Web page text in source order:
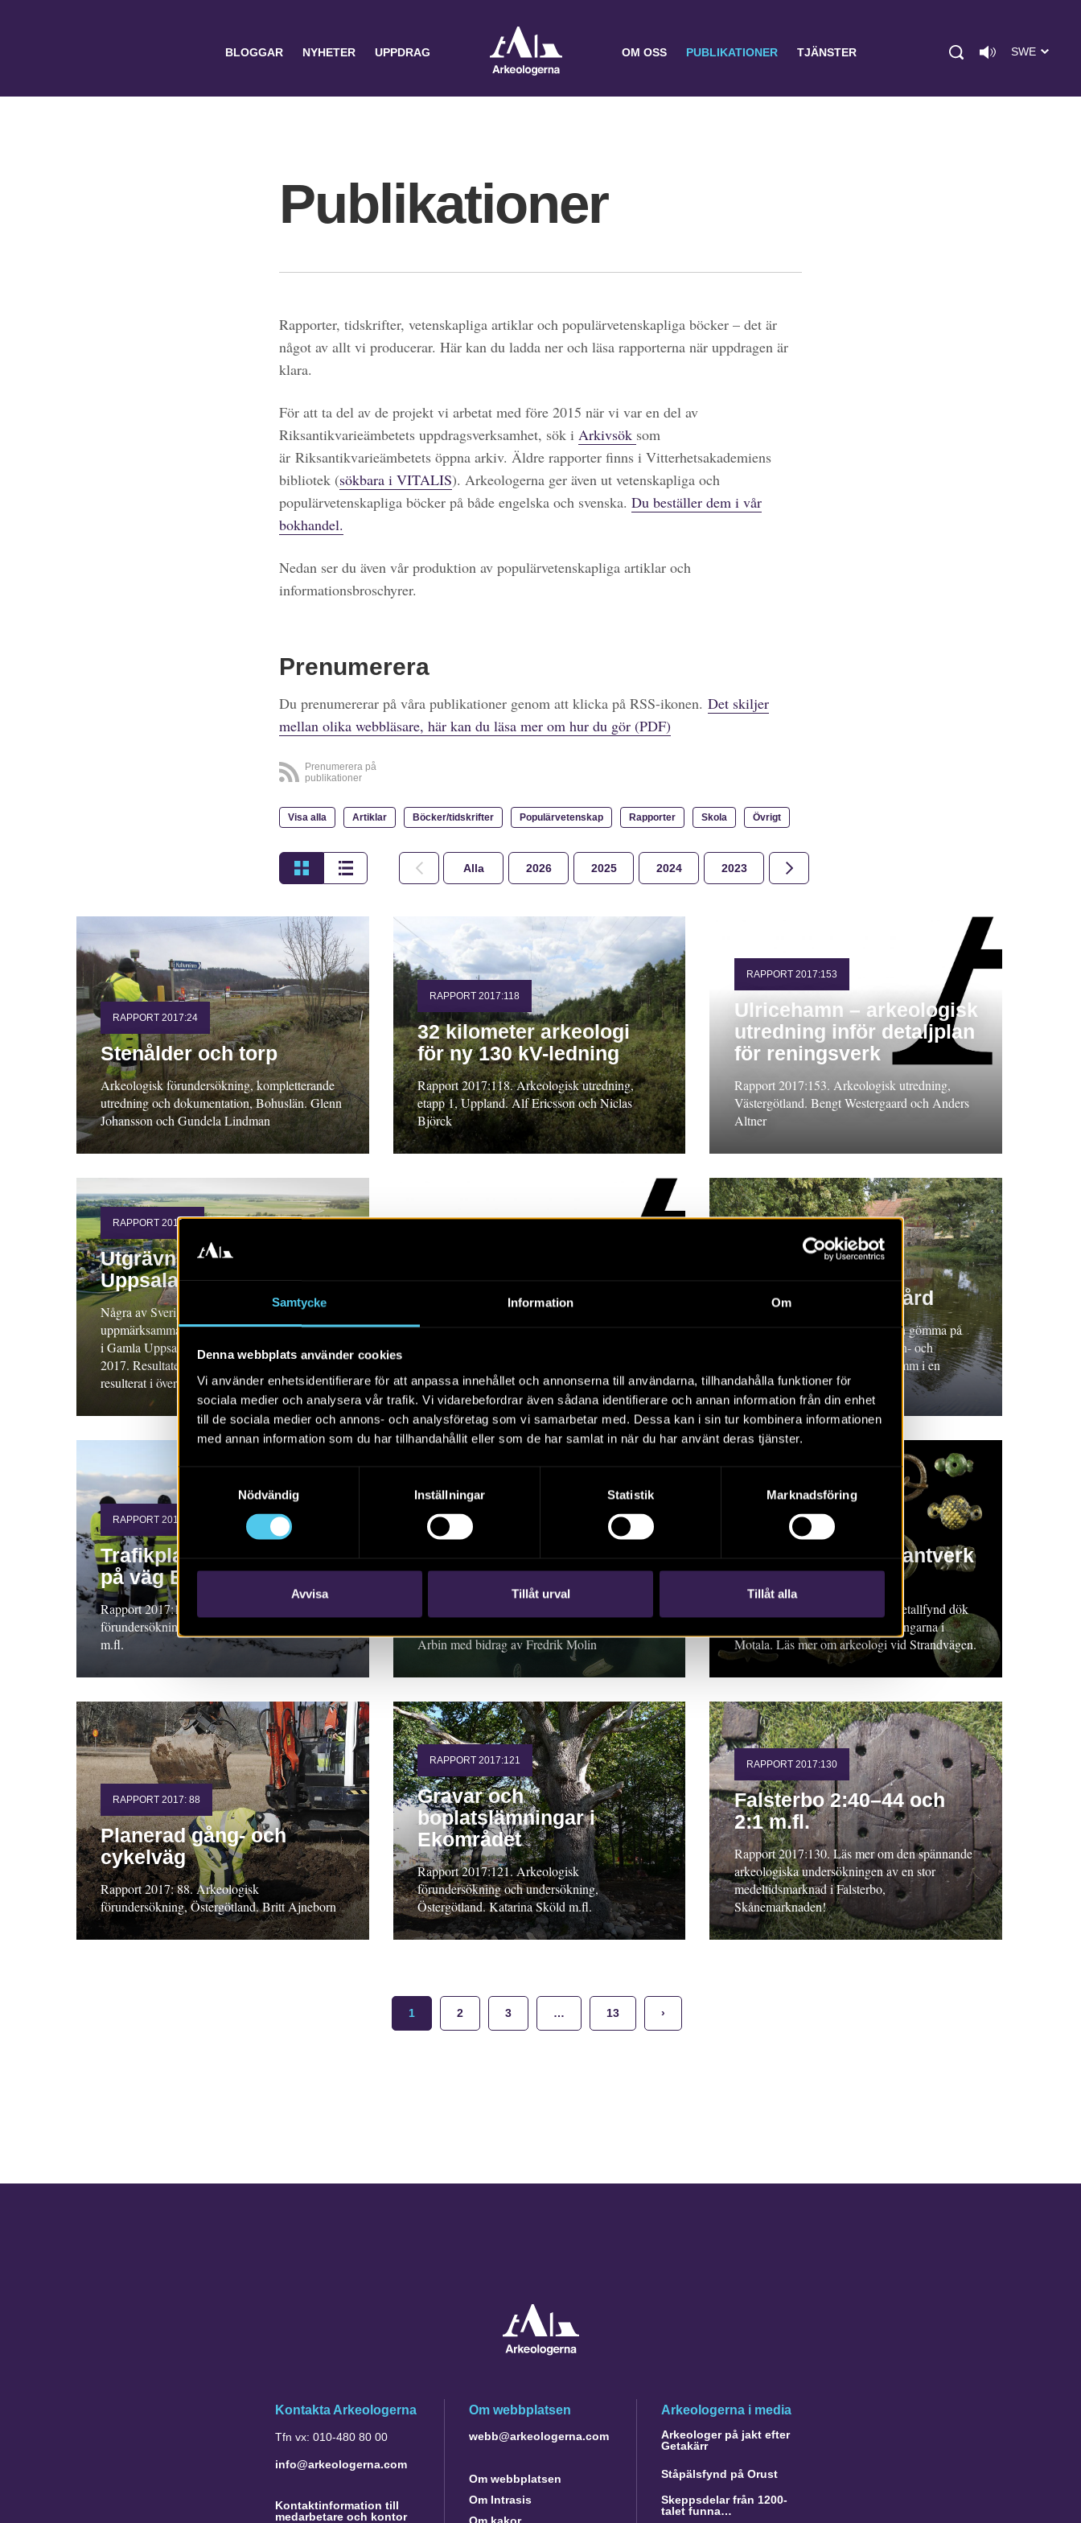
Samtycke Information Om
Denna webbplats använder cookies
Vi använder enhetsidentifierare för att anpassa innehållet och annonserna till användarna, tillhandahålla funktioner för
sociala medier och analysera vår trafik. Vi vidarebefordrar även sådana identifierare och annan information från din enhet
till de sociala medier och annons- och analysföretag som vi samarbetar med. Dessa kan i sin tur kombinera informationen
med annan information som du har tillhandahållit eller som de har samlat in när du har använt deras tjänster.
Nödvändig
Inställningar Statistik Marknadsföring
Avvisa Tillåt urval Tillåt alla
BLOGGAR NYHETER UPPDRAG OM OSS PUBLIKATIONER TJÄNSTER SWE
Publikationer
Rapporter, tidskrifter, vetenskapliga artiklar och populärvetenskapliga böcker – det är
något av allt vi producerar. Här kan du ladda ner och läsa rapporterna när uppdragen är
klara.
För att ta del av de projekt vi arbetat med före 2015 när vi var en del av
Riksantikvarieämbetets uppdragsverksamhet, sök i Arkivsök som
är Riksantikvarieämbetets öppna arkiv. Äldre rapporter finns i Vitterhetsakademiens
bibliotek (sökbara i VITALIS). Arkeologerna ger även ut vetenskapliga och
populärvetenskapliga böcker på både engelska och svenska. Du beställer dem i vår
bokhandel.
Nedan ser du även vår produktion av populärvetenskapliga artiklar och
informationsbroschyrer.
Prenumerera
Du prenumererar på våra publikationer genom att klicka på RSS-ikonen. Det skiljer
mellan olika webbläsare, här kan du läsa mer om hur du gör (PDF)
Prenumerera på
publikationer
Visa alla Artiklar Böcker/tidskrifter Populärvetenskap Rapporter Skola Övrigt
Alla 2026 2025 2024 2023 2022
RAPPORT 2017:24
Stenålder och torp
Arkeologisk förundersökning, kompletterande
utredning och dokumentation, Bohuslän. Glenn
Johansson och Gundela Lindman
RAPPORT 2017:118
32 kilometer arkeologi
för ny 130 kV-ledning
Rapport 2017:118. Arkeologisk utredning,
etapp 1, Uppland. Alf Ericsson och Niclas
Björck
RAPPORT 2017:153
Ulricehamn – arkeologisk
utredning inför detaljplan
för reningsverk
Rapport 2017:153. Arkeologisk utredning,
Västergötland. Bengt Westergaard och Anders
Altner
RAPPORT 2017:1
Utgrävningarna i Gamla
Uppsala
Några av Sveriges största och mest
uppmärksammade arkeologiska undersökningar
i Gamla Uppsala, pågick mellan åren 2012–
2017. Resultaten var häpnadsväckande och har
resulterat i över 20 rapporter! Läs dom här!
Schaktningsövervakning
vid Gärstad
Östergötland. Annika Helander
RAPPORT 2017:70
Krapperups trädgård
Rapport 2017:70. Små prover kan gömma på
mycket kunskap. 2016 togs pollen- och
växtmakrofossilprover från en damm i en
trädgård i Skåne.
RAPPORT 2017:127
Trafikplats Lunds Södra
på väg E22
Rapport 2017:127. Arkeologisk
förundersökning 2016, Skåne. Anne Carlie
m.fl.
RAPPORT 2017:120
Fiskeanläggningar i
Motala ström
Rapport 2017:120. Arkeologisk undersökning.
Arbin med bidrag av Fredrik Molin
RAPPORT 2017:119
Medeltida metallhantverk
i Motala
Rapport 2017:119. Fantastiska metallfynd dök
upp under de spännande utgrävningarna i
Motala. Läs mer om arkeologi vid Strandvägen.
RAPPORT 2017: 88
Planerad gång- och
cykelväg
Rapport 2017: 88. Arkeologisk
förundersökning, Östergötland. Britt Ajneborn
RAPPORT 2017:121
Gravar och
boplatslämningar i
Ekområdet
Rapport 2017:121. Arkeologisk
förundersökning och undersökning,
Östergötland. Katarina Sköld m.fl.
RAPPORT 2017:130
Falsterbo 2:40–44 och
2:1 m.fl.
Rapport 2017:130. Läs mer om den spännande
arkeologiska undersökningen av en stor
medeltidsmarknad i Falsterbo,
Skånemarknaden!
1 2 3 … 13 ›
Kontakta Arkeologerna
Tfn vx: 010-480 80 00
info@arkeologerna.com
Kontaktinformation till
medarbetare och kontor
Om webbplatsen
webb@arkeologerna.com
Om webbplatsen
Om Intrasis
Arkeologerna i media
Arkeologer på jakt efter
Getakärr
Ståpälsfynd på Orust
Skeppsdelar från 1200-
talet funna…